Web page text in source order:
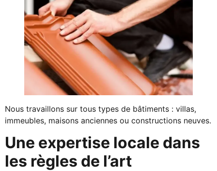
Nous travaillons sur tous types de bâtiments : villas,
immeubles, maisons anciennes ou constructions neuves.
Une expertise locale dans
les règles de l’art